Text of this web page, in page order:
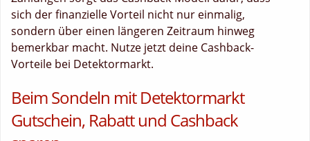
sich der finanzielle Vorteil nicht nur einmalig,
sondern über einen längeren Zeitraum hinweg
bemerkbar macht. Nutze jetzt deine Cashback-
Vorteile bei Detektormarkt.
Beim Sondeln mit Detektormarkt
Gutschein, Rabatt und Cashback